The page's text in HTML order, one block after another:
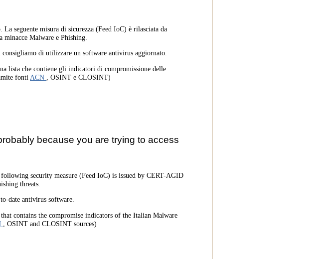
seguente misura di sicurezza (Feed IoC) è rilasciata da
Malware e Phishing.
di utilizzare un software antivirus aggiornato.
lista che contiene gli indicatori di compromissione delle
fonti ACN , OSINT e CLOSINT)
because you are trying to access
security measure (Feed IoC) is issued by CERT-AGID
threats.
date antivirus software.
contains the compromise indicators of the Italian Malware
, OSINT and CLOSINT sources)